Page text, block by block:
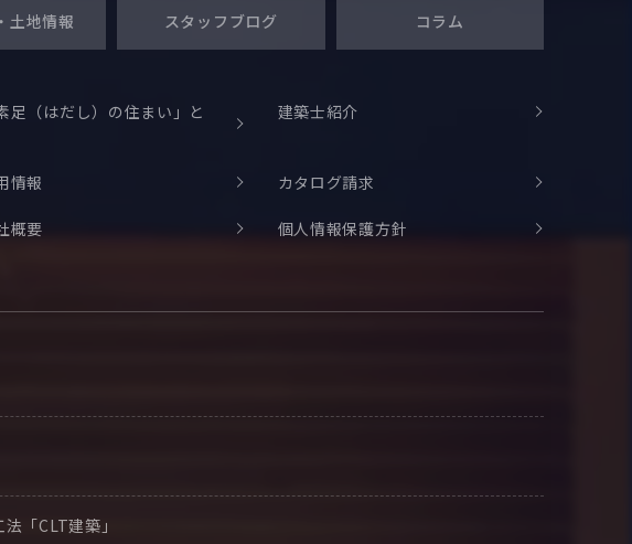
土地情報 スタッフブログ コラム
足（はだし）の住まい」と
建築士紹介
情報 カタログ請求
概要 個人情報保護方針
「CLT建築」